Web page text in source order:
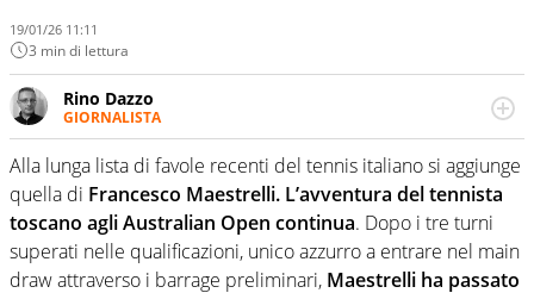
19/01/26 11:11
3 min di lettura
Rino Dazzo
GIORNALISTA
Se mai ci fosse modo di traslare il glossario del calcio in
una nicchia di esperti, lui ne farebbe parte. Non si perde
una svista arbitrale né gli umori social del mondo delle
curve
Alla lunga lista di favole recenti del tennis italiano si aggiunge
quella di Francesco Maestrelli. L’avventura del tennista
toscano agli Australian Open continua. Dopo i tre turni
superati nelle qualificazioni, unico azzurro a entrare nel main
draw attraverso i barrage preliminari, Maestrelli ha passato